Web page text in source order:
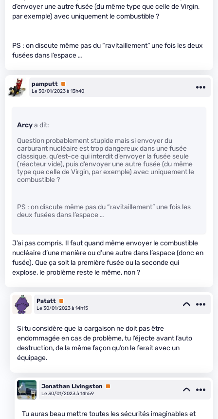
d’envoyer une autre fusée (du même type que celle de Virgin,
par exemple) avec uniquement le combustible ?
PS : on discute même pas du “ravitaillement” une fois les deux
fusées dans l’espace …
pamputt Premium
Le 30/01/2023 à 13h40
Arcya dit:
Question probablement stupide mais si envoyer du
carburant nucléaire est trop dangereux dans une fusée
classique, qu’est-ce qui interdit d’envoyer la fusée seule
(réacteur vide), puis d’envoyer une autre fusée (du même
type que celle de Virgin, par exemple) avec uniquement le
combustible ?
PS : on discute même pas du “ravitaillement” une fois les
deux fusées dans l’espace …
J’ai pas compris. Il faut quand même envoyer le combustible
nucléaire d’une manière ou d’une autre dans l’espace (donc en
fusée). Que ça soit la première fusée ou la seconde qui
explose, le problème reste le même, non ?
Patatt Premium
Le 30/01/2023 à 14h15
Si tu considère que la cargaison ne doit pas être
endommagée en cas de problème, tu l’éjecte avant l’auto
destruction, de la même façon qu’on le ferait avec un
équipage.
Jonathan Livingston
Premium
Le 30/01/2023 à 14h59
Tu auras beau mettre toutes les sécurités imaginables et